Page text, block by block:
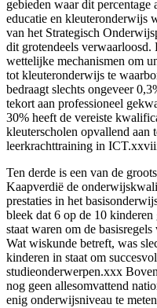
gebieden waar dit
educatie en kleuteronderwijs
van het Strategisch
dit grotendeels verwaarloosd.
wettelijke mechanismen om
tot kleuteronderwijs te
bedraagt slechts ongeveer
tekort aan professioneel
30% heeft de vereiste
kleuterscholen opvallend aan
leerkrachttraining in
Ten derde is een van de
Kaapverdië de
prestaties in het
bleek dat 6 op de 10
staat waren om de
Wat wiskunde betreft, was
kinderen in staat om
studieonderwerpen.xxx
nog geen allesomvattend
enig onderwijsniveau te